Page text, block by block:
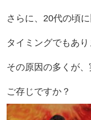
さらに、20代の頃
タイミングでもあり
その原因の多くが、
ご存じですか？